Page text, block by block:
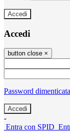
Accedi
Accedi
button close ×
Password
-
Entra con SPID